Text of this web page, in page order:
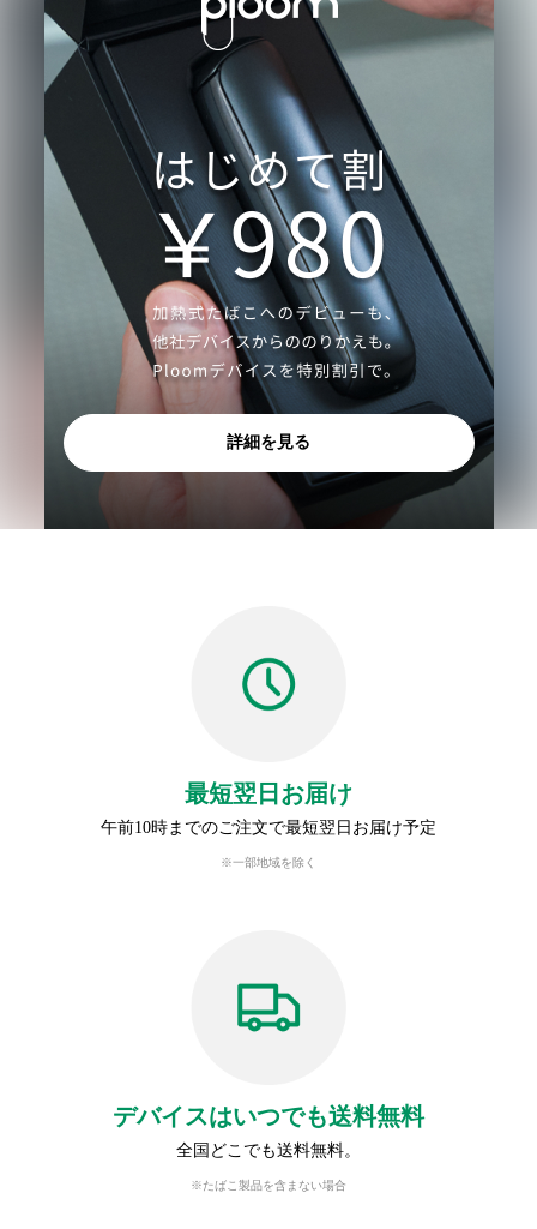
詳細を見る
最短翌日お届け
午前10時までのご注文で最短翌日お届け予定
※一部地域を除く
デバイスはいつでも送料無料
全国どこでも送料無料。
※たばこ製品を含まない場合